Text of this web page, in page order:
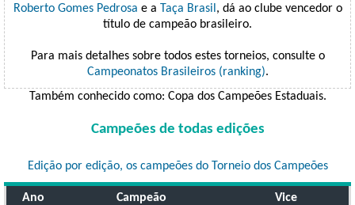
Roberto Gomes Pedrosa e a Taça Brasil , dá ao clube vencedor o
título de campeão brasileiro.
Para mais detalhes sobre todos estes torneios, consulte o
Campeonatos Brasileiros (ranking).
Também conhecido como: Copa dos Campeões Estaduais.
Campeões de todas edições
Edição por edição, os campeões do Torneio dos Campeões
Ano Campeão Vice